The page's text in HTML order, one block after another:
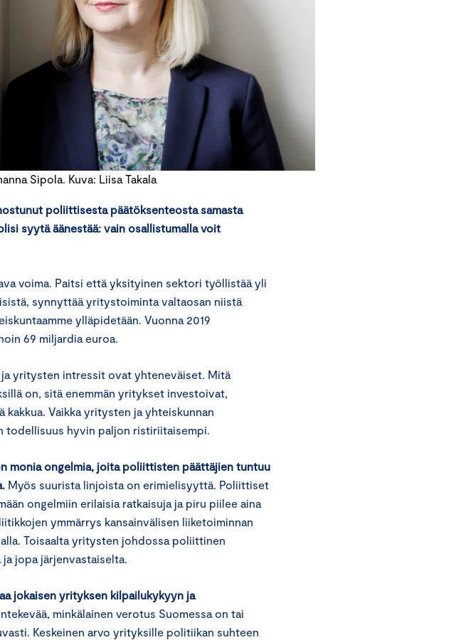
Sipola. Kuva: Liisa Takala
poliittisesta päätöksenteosta samasta
syytä äänestää: vain osallistumalla voit
voima. Paitsi että yksityinen sektori työllistää yli
synnyttää yritystoiminta valtaosan niistä
ylläpidetään. Vuonna 2019
69 miljardia euroa.
yritysten intressit ovat yhteneväiset. Mitä
on, sitä enemmän yritykset investoivat,
Vaikka yritysten ja yhteiskunnan
todellisuus hyvin paljon ristiriitaisempi.
monia ongelmia, joita poliittisten päättäjien tuntuu
Myös suurista linjoista on erimielisyyttä. Poliittiset
ongelmiin erilaisia ratkaisuja ja piru piilee aina
ymmärrys kansainvälisen liiketoiminnan
Toisaalta yritysten johdossa poliittinen
jopa järjenvastaiselta.
jokaisen yrityksen kilpailukykyyn ja
minkälainen verotus Suomessa on tai
Keskeinen arvo yrityksille politiikan suhteen